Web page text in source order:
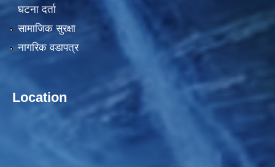
घटना दर्ता
सामाजिक सुरक्षा
नागरिक वडापत्र
Location